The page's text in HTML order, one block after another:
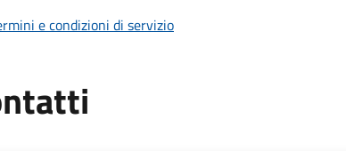
e condizioni di servizio